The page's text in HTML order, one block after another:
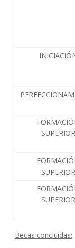
SUPERIOR
SUPERIOR
SUPERIOR
Becas concluidas: